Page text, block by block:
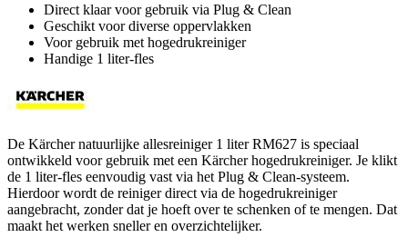
Direct klaar voor gebruik via Plug & Clean
Geschikt voor diverse oppervlakken
Voor gebruik met hogedrukreiniger
Handige 1 liter-fles
De Kärcher natuurlijke allesreiniger 1 liter RM627 is speciaal
ontwikkeld voor gebruik met een Kärcher hogedrukreiniger. Je klikt
de 1 liter-fles eenvoudig vast via het Plug & Clean-systeem.
Hierdoor wordt de reiniger direct via de hogedrukreiniger
aangebracht, zonder dat je hoeft over te schenken of te mengen. Dat
maakt het werken sneller en overzichtelijker.